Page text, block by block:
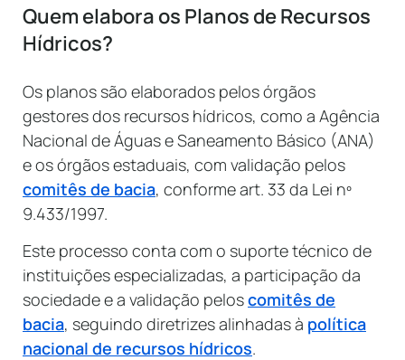
Quem elabora os Planos de Recursos
Hídricos?
Os planos são elaborados pelos órgãos
gestores dos recursos hídricos, como a Agência
Nacional de Águas e Saneamento Básico (ANA)
e os órgãos estaduais, com validação pelos
comitês de bacia, conforme art. 33 da Lei nº
9.433/1997.
Este processo conta com o suporte técnico de
instituições especializadas, a participação da
sociedade e a validação peloscomitês de
bacia, seguindo diretrizes alinhadas à política
nacional de recursos hídricos.